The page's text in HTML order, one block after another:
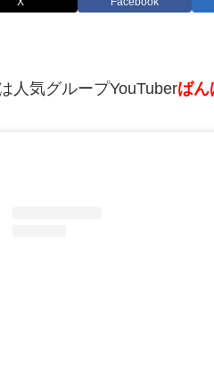
人気グループYouTuberばん